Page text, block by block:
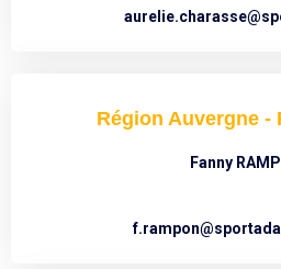
Région Auvergne -
Fanny